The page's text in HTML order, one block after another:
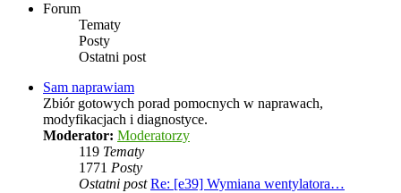
Forum
Tematy
Posty
Ostatni post
Sam naprawiam
Zbiór gotowych porad pomocnych w naprawach,
modyfikacjach i diagnostyce.
Moderator: Moderatorzy
119 Tematy
1771 Posty
Ostatni post Re: [e39] Wymiana wentylatora…